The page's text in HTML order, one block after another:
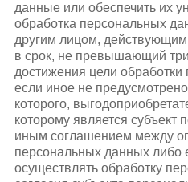
данные или обеспечить их
обработка персональных
другим лицом,
в срок, не превышающий
достижения цели
если иное не
которого,
которому является субъект
иным соглашением между
персональных данных либо
осуществлять обработку